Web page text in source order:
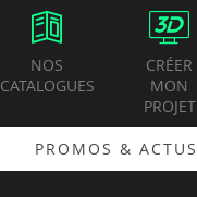
NOS
CATALOGUES
CRÉER
MON
PROJET
PROMOS & ACTUS